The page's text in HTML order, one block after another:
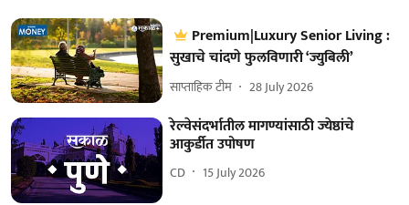
Premium|Luxury Senior Living :
सुखाचे चांदणे फुलविणारी ‘ज्युबिली’
साप्ताहिक टीम 28 July 2026
रेल्वेसंदर्भातील मागण्यांसाठी ज्येष्ठांचे
आकुर्डीत उपोषण
CD 15 July 2026